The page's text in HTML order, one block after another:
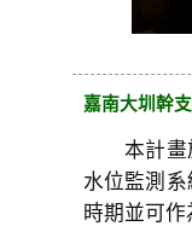
嘉南大圳幹
本計畫於
水位監測
時期並可作